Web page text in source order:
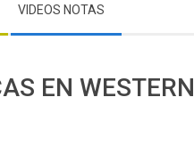
VIDEOS NOTAS
EN WESTERN